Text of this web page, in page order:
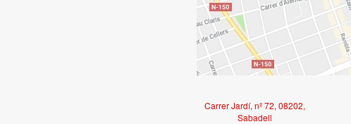
Carrer Jardí, nº 72, 08202,
Sabadell